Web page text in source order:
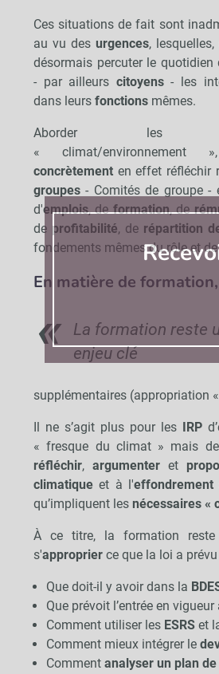
Ces situations de fait sont
au vu des urgences,
désormais percuter le quotidien
- par ailleurs citoyens- les
dans leurs fonctions mêmes.
Aborder les
« climat/environnement
concrètement en effet réfléchir
groupes- Comités de groupe
d'emplois, deformation, de
de profitabilité, de répartition
fondements mêmes du rôle et de
En matière de
La formation reste
enjeu clé
supplémentaires (appropriation
Il ne s’agit plus pour les IRP
« fresque du climat » mais
réfléchir, argumenteret
climatiqueet à l'
qu’impliquent les nécessaires «
À ce titre, la formation
s'approprier ce que la loi a prévu
Que doit-il y avoir dans la
Que prévoit l’entrée en
Comment utiliser les ESRSet
Comment mieux intégrer le
Comment analyser un plan